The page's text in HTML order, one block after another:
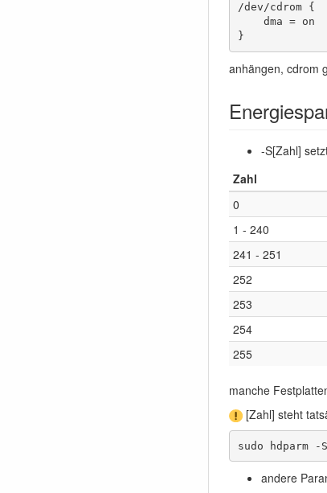
/dev/cdrom {
    dma = on
}
anhängen, cdrom
-S[Zahl]
Zahl
0
1 - 240
241 - 251
252
253
254
255
manche
[Zahl] steht
sudo hdparm -
andere